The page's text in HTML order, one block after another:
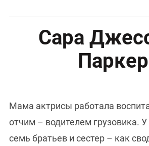
Сара
Паркер
Мама актрисы работала
отчим – водителем грузовика.
семь братьев и сестер – как